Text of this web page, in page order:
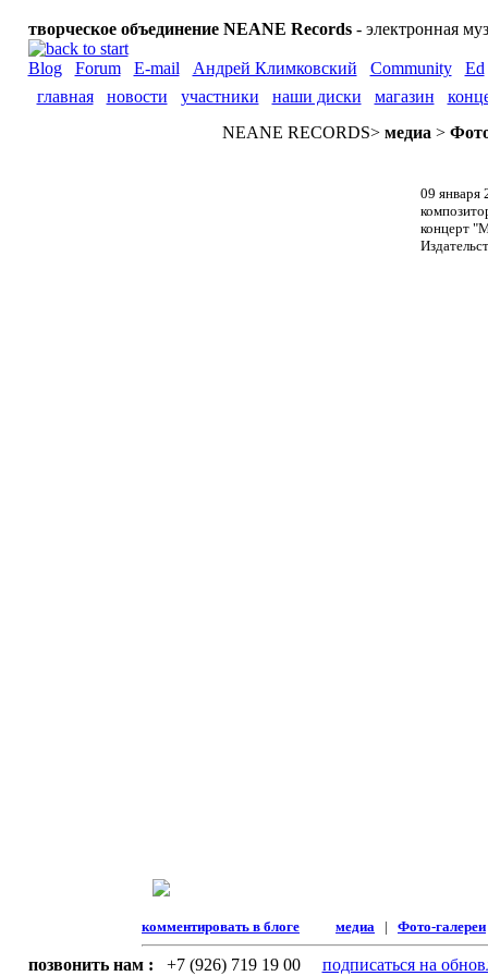
творческое объединение NEANE Records- электронная
Blog Forum E-mail Андрей Климковский Community
Ed
главная
новости участники наши диски магазин
NEANE RECORDS> медиа >
09 января
концерт
комментировать в блоге медиа | Фото-галереи
позвонить нам : +7 (926) 719 19 00 подписаться на